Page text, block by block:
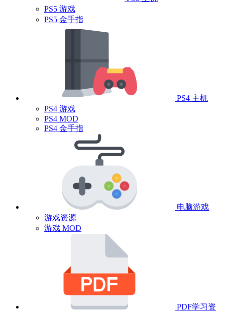
PS5 游戏
PS5 金手指
PS4 主机
PS4 游戏
PS4 MOD
PS4 金手指
电脑游戏
游戏资源
游戏 MOD
PDF学习资